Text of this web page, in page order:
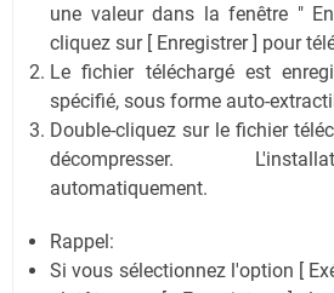
une valeur dans la fenêtre "
cliquez sur [ Enregistrer ] pour
Le fichier téléchargé est
spécifié, sous forme auto-
Double-cliquez sur le fichier
décompresser.
automatiquement.
Rappel:
Si vous sélectionnez l'option [